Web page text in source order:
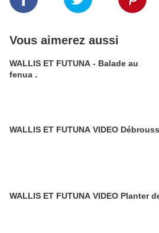
Vous aimerez aussi
WALLIS ET FUTUNA - Balade au
fenua .
WALLIS ET FUTUNA
WALLIS ET FUTUNA